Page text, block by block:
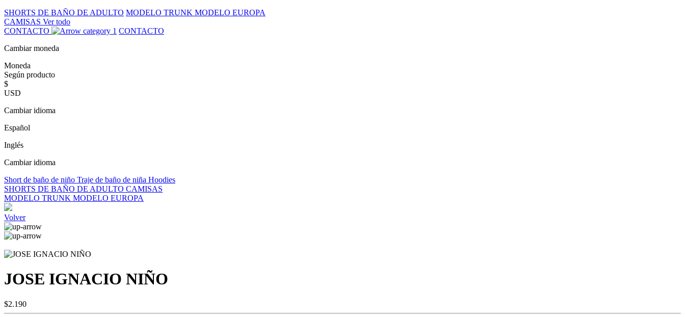
SHORTS DE BAÑO DE ADULTO MODELO TRUNK MODELO EUROPA
CAMISAS Ver todo
CONTACTO
CONTACTO
Cambiar moneda
Moneda
Según producto
$
USD
Cambiar idioma
Español
Inglés
Cambiar idioma
Short de baño de niño Traje de baño de niña Hoodies
SHORTS DE BAÑO DE ADULTO CAMISAS
MODELO TRUNK MODELO EUROPA
Volver
JOSE IGNACIO NIÑO
$2.190